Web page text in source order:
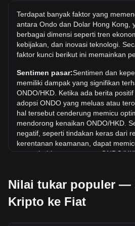
Berapa harga ONDO/HKD
sejarah?
Harga tertinggi sepanjang masa
adalah HK$16.8. Masih harus dilihat
ONDO/HKD akan melampaui nilai
Berapa tren harga di HKD?
Selama 7 hari terakhir, nilai tukar
sebesar 7.68%. Selama bulan
(ONDO) telah naik sebesar 12.04%
Kong (HKD).
Terdapat banyak faktor yang
antara Ondo dan Dolar Hong Kong,
berbagai dimensi seperti tren
kebijakan, dan inovasi teknologi.
faktor kunci berikut ini memainkan
Sentimen pasar:Sentimen dan
memiliki dampak yang signifikan
ONDO/HKD. Ketika ada berita
adopsi ONDO yang meluas atau
hal tersebut cenderung memicu
mendorong kenaikan ONDO/HKD.
negatif, seperti tindakan keras dari
kerentanan keamanan, dapat
menyebabkan penurunan ONDO/
seputar mata uang kripto memiliki
penerimaannya, yang pada
relatif terhadap mata uang
Nilai tukar populer —
Kripto ke Fiat